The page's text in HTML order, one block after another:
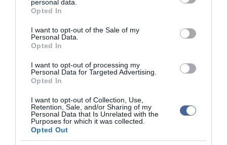
grant or deny consent to Google and its third-party tags to
use your data for below specified purposes in below Google
consent section.
personal data.
Opted In
I want to opt-out of the Sale of my
Personal Data.
Opted In
I want to opt-out of processing my
Personal Data for Targeted Advertising.
Opted In
I want to opt-out of Collection, Use,
Retention, Sale, and/or Sharing of my
Personal Data that Is Unrelated with the
Purposes for which it was collected.
Opted Out
érdekében szükséges intézkedéseket".
Kapcsolódó írások:
Délutánra Zala megye már talán fellélegezhet
Bács-Kiskun megyében nincs elzárt település
Aki teheti, továbbra se induljon útnak Fejérben